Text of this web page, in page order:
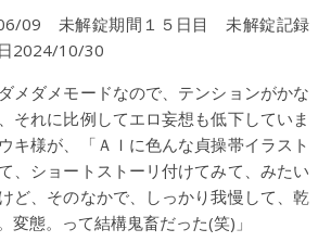
09 未解錠期間１５日目 未解錠記録
2024/10/30
メダメモードなので、テンションがかな
それに比例してエロ妄想も低下していま
キ様が、「ＡＩに色んな貞操帯イラスト
、ショートストーリ付けてみて、みたい
ど、そのなかで、しっかり我慢して、乾
変態。って結構鬼畜だった(笑)」